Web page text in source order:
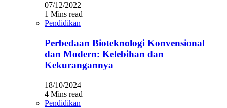
07/12/2022
1 Mins read
Pendidikan
Perbedaan Bioteknologi Konvensional
dan Modern: Kelebihan dan
Kekurangannya
18/10/2024
4 Mins read
Pendidikan